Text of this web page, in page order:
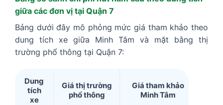
giữa các đơn vị tại Quận 7
Bảng dưới đây mô phỏng mức giá tham khảo theo
dung tích xe giữa Minh Tâm và mặt bằng thị
trường phổ thông tại Quận 7:
Dung
tích
xe
Giá thị trường
phổ thông
Giá tham khảo
Minh Tâm